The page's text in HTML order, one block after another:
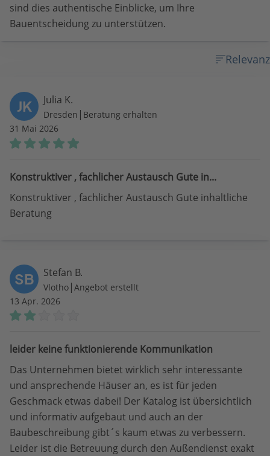
sind dies authentische Einblicke, um Ihre
Bauentscheidung zu unterstützen.
Relevanz
JK Julia K.
Dresden | Beratung erhalten
31 Mai 2026
Konstruktiver , fachlicher Austausch Gute in...
Konstruktiver , fachlicher Austausch Gute inhaltliche
Beratung
SB Stefan B.
Vlotho | Angebot erstellt
13 Apr. 2026
leider keine funktionierende Kommunikation
Das Unternehmen bietet wirklich sehr interessante
und ansprechende Häuser an, es ist für jeden
Geschmack etwas dabei! Der Katalog ist übersichtlich
und informativ aufgebaut und auch an der
Baubeschreibung gibt´s kaum etwas zu verbessern.
Leider ist die Betreuung durch den Außendienst exakt